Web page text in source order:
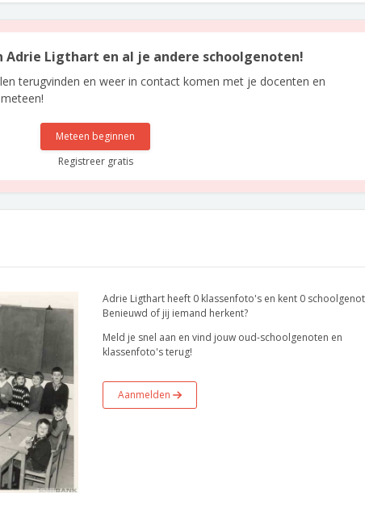
Ligthart en al je andere schoolgenoten!
terugvinden en weer in contact komen met je docenten en
Meteen beginnen
Registreer gratis
Adrie Ligthart heeft 0 klassenfoto's en kent 0
Benieuwd of jij iemand herkent?
Meld je snel aan en vind jouw oud-schoolgenoten en
klassenfoto's terug!
Aanmelden